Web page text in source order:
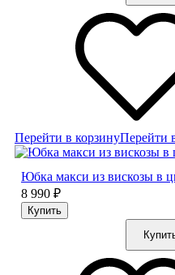
Перейти в корзинуПерейти
Юбка макси из вискозы в
8 990 ₽